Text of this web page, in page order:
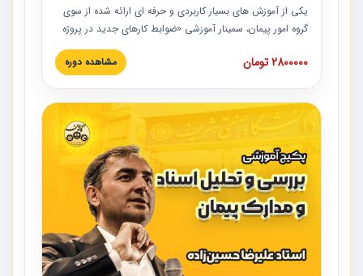
یکی از آموزش‏‏‏‏‏‏ های بسیار کاربردی و حرفه‏ ای ارائه شده از سوی
گروه امور پیمان، سمینار آموزشی «ضوابط کارهای جدید در پروژه
های عمرانی» چالش ها، تخلفات و راه حل ها با نگرش قراردادی
است که در محل سندیکای شرکت های ساختمانی کشور ارائه شد.
مدارک پیمان به همراه تجربیات عملی ارائه شده است.
2800000 تومان مشاهده دوره